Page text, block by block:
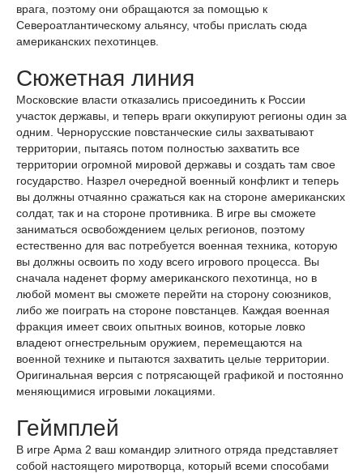
врага, поэтому они обращаются за помощью к
Североатлантическому альянсу, чтобы прислать сюда
американских пехотинцев.
Сюжетная линия
Московские власти отказались присоединить к России
участок державы, и теперь враги оккупируют регионы один за
одним. Чернорусские повстанческие силы захватывают
территории, пытаясь потом полностью захватить все
территории огромной мировой державы и создать там свое
государство. Назрел очередной военный конфликт и теперь
вы должны отчаянно сражаться как на стороне американских
солдат, так и на стороне противника. В игре вы сможете
заниматься освобождением целых регионов, поэтому
естественно для вас потребуется военная техника, которую
вы должны освоить по ходу всего игрового процесса. Вы
сначала наденет форму американского пехотинца, но в
любой момент вы сможете перейти на сторону союзников,
либо же поиграть на стороне повстанцев. Каждая военная
фракция имеет своих опытных воинов, которые ловко
владеют огнестрельным оружием, перемещаются на
военной технике и пытаются захватить целые территории.
Оригинальная версия с потрясающей графикой и постоянно
меняющимися игровыми локациями.
Геймплей
В игре Арма 2 ваш командир элитного отряда представляет
собой настоящего миротворца, который всеми способами